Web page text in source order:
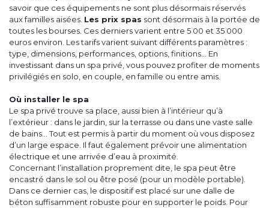
savoir que ces équipements ne sont plus désormais réservés
aux familles aisées. Les prix spas sont désormais à la portée de
toutes les bourses. Ces derniers varient entre 5 00 et 35 000
euros environ. Les tarifs varient suivant différents paramètres :
type, dimensions, performances, options, finitions… En
investissant dans un spa privé, vous pouvez profiter de moments
privilégiés en solo, en couple, en famille ou entre amis.
Où installer le spa
Le spa privé trouve sa place, aussi bien à l’intérieur qu’à
l’extérieur : dans le jardin, sur la terrasse ou dans une vaste salle
de bains… Tout est permis à partir du moment où vous disposez
d’un large espace. Il faut également prévoir une alimentation
électrique et une arrivée d’eau à proximité.
Concernant l’installation proprement dite, le spa peut être
encastré dans le sol ou être posé (pour un modèle portable).
Dans ce dernier cas, le dispositif est placé sur une dalle de
béton suffisamment robuste pour en supporter le poids. Pour